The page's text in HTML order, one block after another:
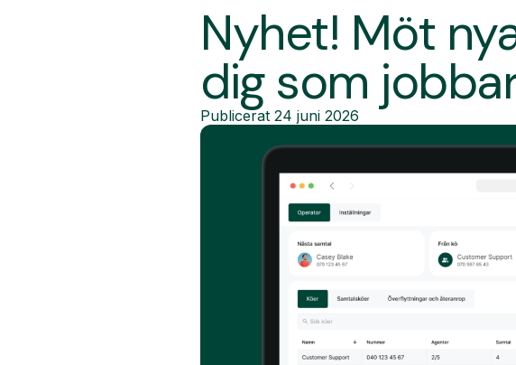
Nyhet! Möt
dig som
Publicerat 24 juni 2026